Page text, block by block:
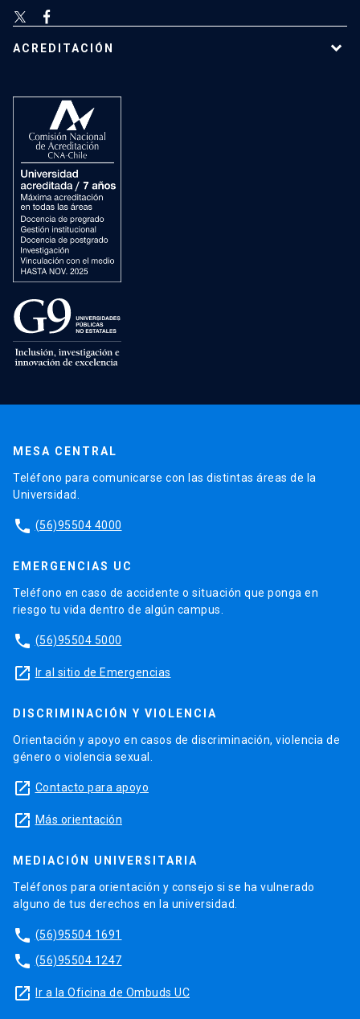
ACREDITACIÓN
MESA CENTRAL
Teléfono para comunicarse con las distintas áreas de la
Universidad.
phone (56)95504 4000
EMERGENCIAS UC
Teléfono en caso de accidente o situación que ponga en
riesgo tu vida dentro de algún campus.
phone (56)95504 5000
launch Ir al sitio de Emergencias
DISCRIMINACIÓN Y VIOLENCIA
Orientación y apoyo en casos de discriminación, violencia de
género o violencia sexual.
launch Contacto para apoyo
launch Más orientación
MEDIACIÓN UNIVERSITARIA
Teléfonos para orientación y consejo si se ha vulnerado
alguno de tus derechos en la universidad.
phone (56)95504 1691
phone (56)95504 1247
launch Ir a la Oficina de Ombuds UC